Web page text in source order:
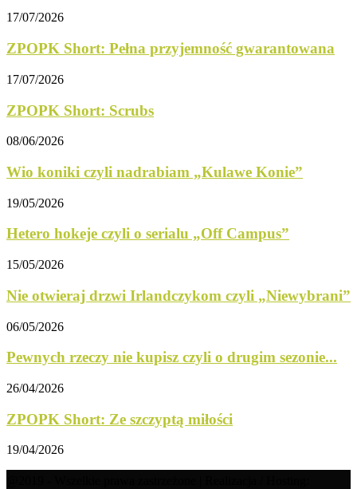
17/07/2026
ZPOPK Short: Pełna przyjemność gwarantowana
17/07/2026
ZPOPK Short: Scrubs
08/06/2026
Wio koniki czyli nadrabiam „Kulawe Konie”
19/05/2026
Hetero hokeje czyli o serialu „Off Campus”
15/05/2026
Nie otwieraj drzwi Irlandczykom czyli „Niewybrani”
06/05/2026
Pewnych rzeczy nie kupisz czyli o drugim sezonie...
26/04/2026
ZPOPK Short: Ze szczyptą miłości
19/04/2026